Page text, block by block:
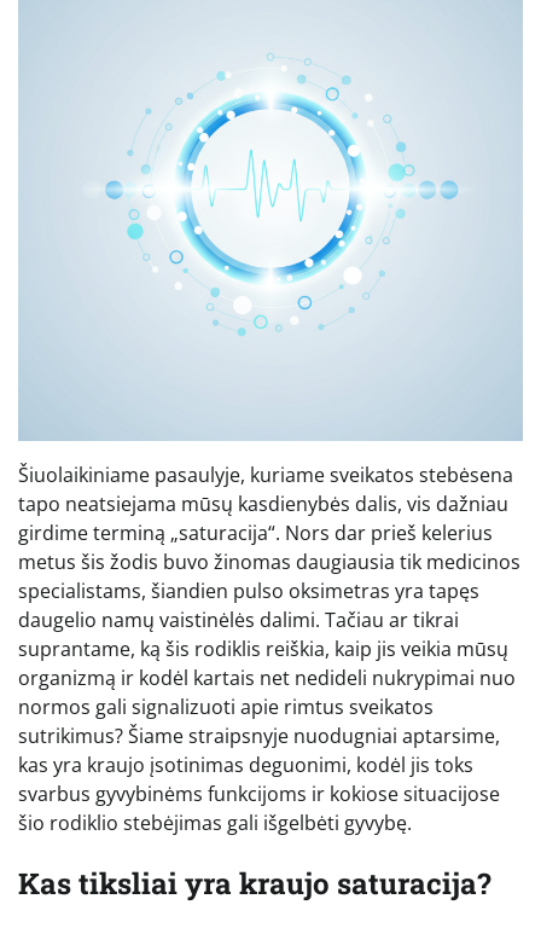
Šiuolaikiniame pasaulyje, kuriame sveikatos stebėsena
tapo neatsiejama mūsų kasdienybės dalis, vis dažniau
girdime terminą „saturacija“. Nors dar prieš kelerius
metus šis žodis buvo žinomas daugiausia tik medicinos
specialistams, šiandien pulso oksimetras yra tapęs
daugelio namų vaistinėlės dalimi. Tačiau ar tikrai
suprantame, ką šis rodiklis reiškia, kaip jis veikia mūsų
organizmą ir kodėl kartais net nedideli nukrypimai nuo
normos gali signalizuoti apie rimtus sveikatos
sutrikimus? Šiame straipsnyje nuodugniai aptarsime,
kas yra kraujo įsotinimas deguonimi, kodėl jis toks
svarbus gyvybinėms funkcijoms ir kokiose situacijose
šio rodiklio stebėjimas gali išgelbėti gyvybę.
Kas tiksliai yra kraujo saturacija?